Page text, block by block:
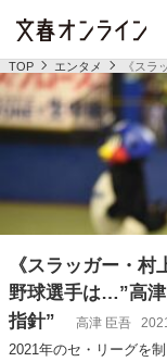
TOP エンタメ 《スラ
《スラッガー・
野球選手は…”高
指針”
高津 臣吾
2021年のセ・リーグを